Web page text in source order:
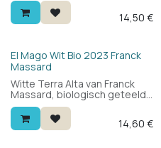
mourvèdre: donker rood fruit,
zwarte peper, garrigue en
verwacht.
14,50 €
Bio
El Mago Wit Bio 2023 Franck
Massard
Witte Terra Alta van Franck
Massard, biologisch geteeld
in Catalonië. 100% grenache
blanc: fris en rond met wit
fruit, bloemen en een 14,60 €